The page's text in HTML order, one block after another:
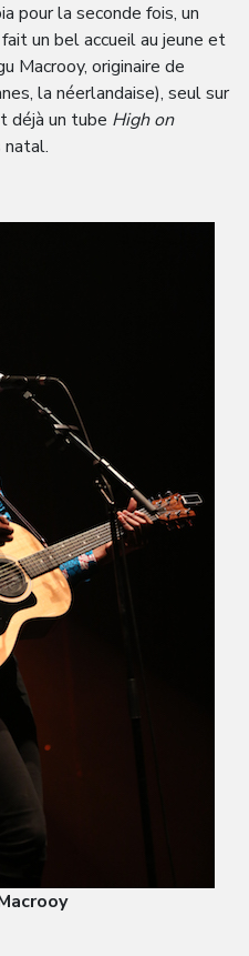
pour la seconde fois, un
un bel accueil au jeune et
Macrooy, originaire de
la néerlandaise), seul sur
déjà un tube High on
natal.